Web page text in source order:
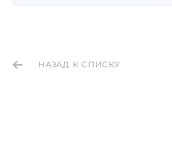
НАЗАД К СПИСКУ